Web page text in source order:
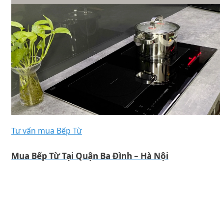
Tư vấn mua Bếp Từ
Mua Bếp Từ Tại Quận Ba Đình – Hà Nội